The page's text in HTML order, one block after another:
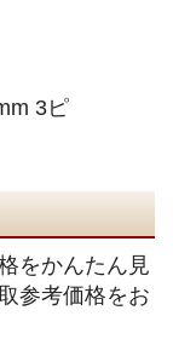
3ピ
をかんたん見
参考価格をお